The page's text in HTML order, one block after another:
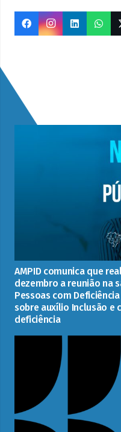
AMPID comunica que
dezembro a reunião na
Pessoas com
sobre auxílio Inclusão e
deficiência